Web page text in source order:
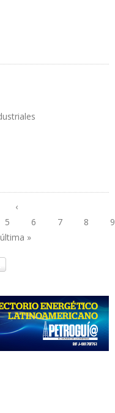
‹
5 6 7 8
9
última »